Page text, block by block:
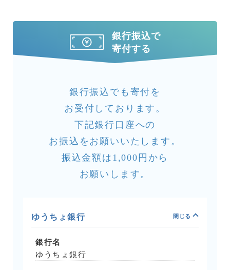
銀行振込で
寄付する
銀行振込でも寄付を
お受付しております。
下記銀行口座への
お振込をお願いいたします。
振込金額は1,000円から
お願いします。
ゆうちょ銀行
銀行名
ゆうちょ銀行